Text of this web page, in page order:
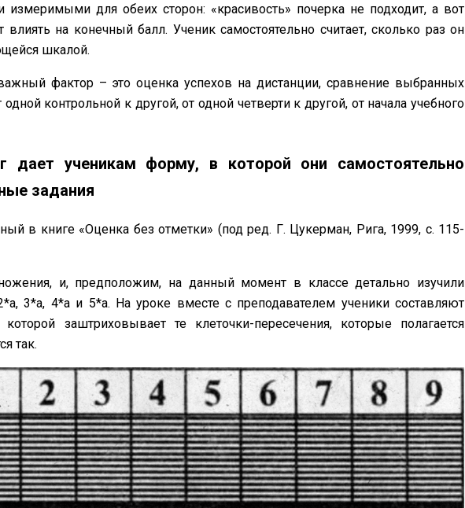
для обеих сторон: «красивость» почерка не подходит, а вот
на конечный балл. Ученик самостоятельно считает, сколько раз он
шкалой.
фактор – это оценка успехов на дистанции, сравнение выбранных
контрольной к другой, от одной четверти к другой, от начала учебного
дает ученикам форму, в которой они самостоятельно
задания
в книге «Оценка без отметки» (под ред. Г. Цукерман, Рига, 1999, с. 115-
и, предположим, на данный момент в классе детально изучили
3*а, 4*а и 5*а. На уроке вместе с преподавателем ученики составляют
заштриховывает те клеточки-пересечения, которые полагается
так.